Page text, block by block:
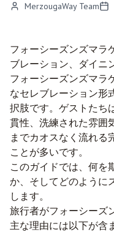
MerzougaWay Team
フォーシーズンズマラ
ブレーション、ダイニ
フォーシーズンズマラ
なセレブレーション形
択肢です。ゲストたち
貫性、洗練された雰囲
までカオスなく流れる
ことが多いです。
このガイドでは、何を
か、そしてどのように
します。
旅行者がフォーシーズ
主な理由には以下が含